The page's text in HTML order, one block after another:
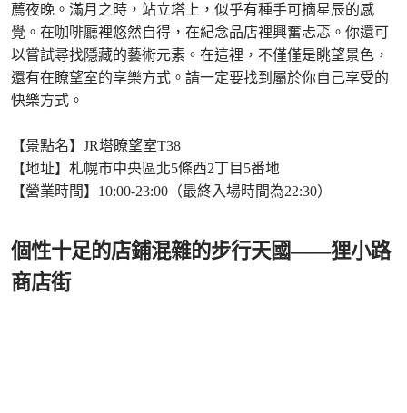
薦夜晚。滿月之時，站立塔上，似乎有種手可摘星辰的感
覺。在咖啡廳裡悠然自得，在紀念品店裡興奮忐忑。你還可
以嘗試尋找隱藏的藝術元素。在這裡，不僅僅是眺望景色，
還有在瞭望室的享樂方式。請一定要找到屬於你自己享受的
快樂方式。
【景點名】JR塔瞭望室T38
【地址】札幌市中央區北5條西2丁目5番地
【營業時間】10:00-23:00（最終入場時間為22:30）
個性十足的店鋪混雜的步行天國——狸小路
商店街